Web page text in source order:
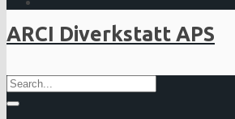
ARCI Diverkstatt APS